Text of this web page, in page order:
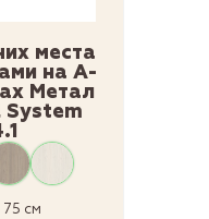
места
на А-
Метал
75 см